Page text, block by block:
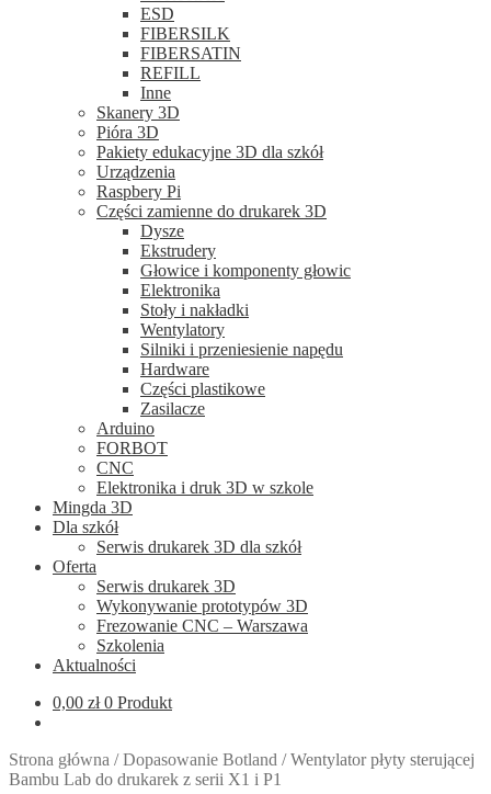
ESD
FIBERSILK
FIBERSATIN
REFILL
Inne
Skanery 3D
Pióra 3D
Pakiety edukacyjne 3D dla szkół
Urządzenia
Raspbery Pi
Części zamienne do drukarek 3D
Dysze
Ekstrudery
Głowice i komponenty głowic
Elektronika
Stoły i nakładki
Wentylatory
Silniki i przeniesienie napędu
Hardware
Części plastikowe
Zasilacze
Arduino
FORBOT
CNC
Elektronika i druk 3D w szkole
Mingda 3D
Dla szkół
Serwis drukarek 3D dla szkół
Oferta
Serwis drukarek 3D
Wykonywanie prototypów 3D
Frezowanie CNC – Warszawa
Szkolenia
Aktualności
0,00 zł 0 Produkt
Strona główna /Dopasowanie Botland /Wentylator płyty sterującej
Bambu Lab do drukarek z serii X1 i P1